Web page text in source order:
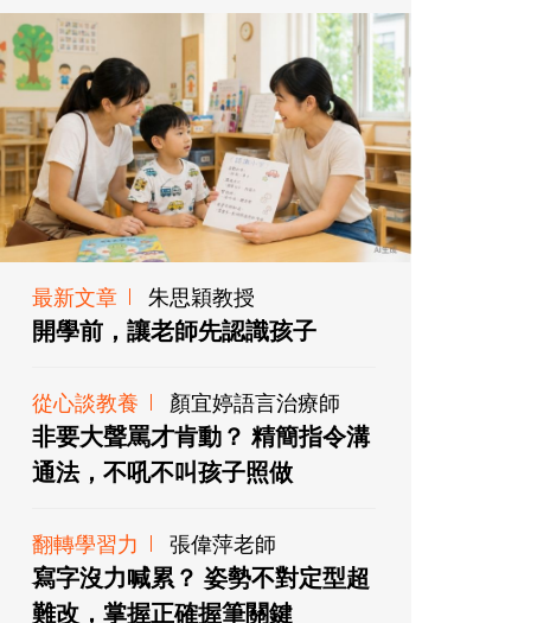
最新文章 朱思穎教授
開學前，讓老師先認識孩子
從心談教養 顏宜婷語言治療師
非要大聲罵才肯動？ 精簡指令溝
通法，不吼不叫孩子照做
翻轉學習力 張偉萍老師
寫字沒力喊累？ 姿勢不對定型超
難改，掌握正確握筆關鍵